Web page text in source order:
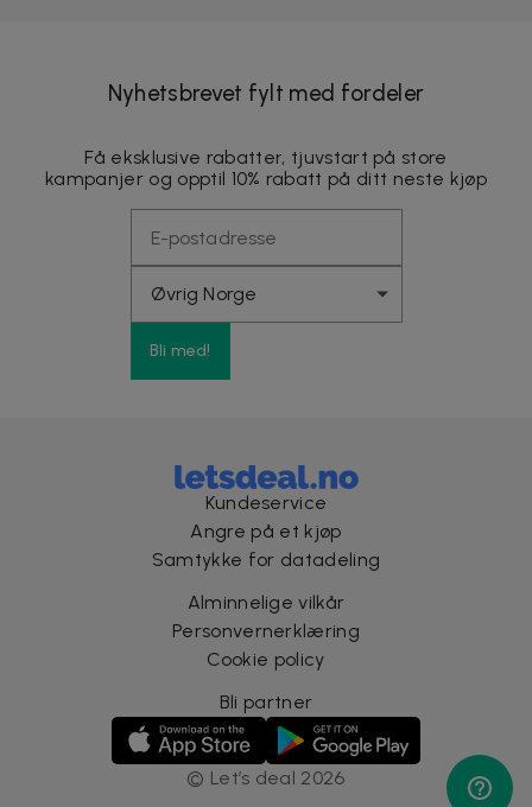
Nyhetsbrevet fylt med fordeler
Få eksklusive rabatter, tjuvstart på store
kampanjer og opptil 10% rabatt på ditt neste kjøp
Bli med!
Kundeservice
Angre på et kjøp
Samtykke for datadeling
Alminnelige vilkår
Personvernerklæring
Cookie policy
Bli partner
© Let’s deal 2026